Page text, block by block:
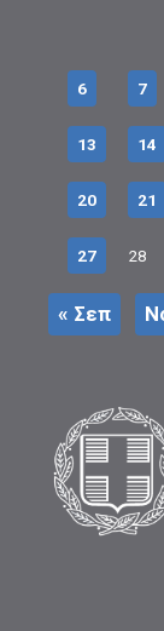
6 7
13 14
20 21
27 28
« Σεπ